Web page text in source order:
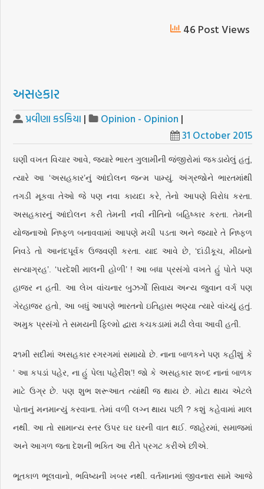
46 Post Views
અસહકાર
પ્રવીણા કડકિયા | Opinion - Opinion |
31 October 2015
ઘણી વખત વિચાર આવે, જ્યારે ભારત ગુલામીની જંજીરોમાં જકડાયેલું હતું,
ત્યારે આ ‘અસહકાર’નું આંદોલન જન્મ પામ્યું. અંગ્રજોને ભારતમાંથી
તગડી મૂકવા તેઓ જે પણ નવા કાયદા કરે, તેનો આપણે વિરોધ કરતા.
અસહકારનું આંદોલન કરી તેમની નવી નીતિનો બહિષ્કાર કરતા. તેમની
યોજનાઓ નિષ્ફળ બનાવવામાં આપણે મચી પડતા અને જ્યારે તે નિષ્ફળ
નિવડે તો આનંદપૂર્વક ઉજવણી કરતા. યાદ આવે છે, ‘દાંડીકૂચ, મીઠાનો
સત્યાગ્રહ’. ‘પરદેશી માલની હોળી’ ! આ બધા પ્રસંગો વખતે હું પોતે પણ
હાજર ન હતી. આ લેખ વાંચનાર બુઝર્ગો સિવાય અન્ય જુવાન વર્ગ પણ
ગેરહાજર હતો, આ બધું આપણે ભારતનો ઇતિહાસ ભણ્યા ત્યારે વાંચ્યું હતું.
અમુક પ્રસંગો તે સમયની ફિલ્મો દ્વારા કચકડામાં મઢી લેવા આવી હતી.
૨૧મી સદીમાં અસહકાર રગરગમાં સમાયો છે. નાના બાળકને પણ કહીશું કે
‘ આ કપડાં પહેર, ના હું પેલા પહેરીશ’! જો કે અસહકાર શબ્દ નાનાં બાળક
માટે ઉગ્ર છે. પણ શુભ શરૂઆત ત્યાંથી જ થાય છે. મોટા થાય એટલે
પોતાનું મનમાન્યું કરવાના. તેમાં વળી લગ્ન થાય પછી ? કશું કહેવામાં માલ
નથી. આ તો સામાન્ય સ્તર ઉપર ઘર ઘરની વાત થઈ. જાહેરમાં, સમાજમાં
અને આગળ જ્તાદેશની ભક્તિ આ રીતે પ્રગટ કરીએ છીએ.
ભૂતકાળ ભૂલવાનો, ભવિષ્યની ખબર નથી. વર્તમાનમાં જીવનારા સામે આજે